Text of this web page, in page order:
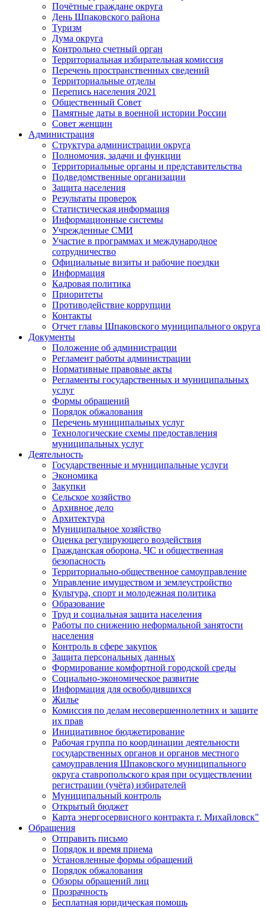
Почётные граждане округа
День Шпаковского района
Туризм
Дума округа
Контрольно счетный орган
Территориальная избирательная комиссия
Перечень пространственных сведений
Территориальные отделы
Перепись населения 2021
Общественный Совет
Памятные даты в военной истории России
Совет женщин
Администрация
Структура администрации округа
Полномочия, задачи и функции
Территориальные органы и представительства
Подведомственные организации
Защита населения
Результаты проверок
Статистическая информация
Информационные системы
Учрежденные СМИ
Участие в программах и международное
сотрудничество
Официальные визиты и рабочие поездки
Информация
Кадровая политика
Приоритеты
Противодействие коррупции
Контакты
Отчет главы Шпаковского муниципального округа
Документы
Положение об администрации
Регламент работы администрации
Нормативные правовые акты
Регламенты государственных и муниципальных
услуг
Формы обращений
Порядок обжалования
Перечень муниципальных услуг
Технологические схемы предоставления
муниципальных услуг
Деятельность
Государственные и муниципальные услуги
Экономика
Закупки
Сельское хозяйство
Архивное дело
Архитектура
Муниципальное хозяйство
Оценка регулирующего воздействия
Гражданская оборона, ЧС и общественная
безопасность
Территориально-общественное самоуправление
Управление имуществом и землеустройство
Культура, спорт и молодежная политика
Образование
Труд и социальная защита населения
Работы по снижению неформальной занятости
населения
Контроль в сфере закупок
Защита персональных данных
Формирование комфортной городской среды
Социально-экономическое развитие
Информация для освободившихся
Жилье
Комиссия по делам несовершеннолетних и защите
их прав
Инициативное бюджетирование
Рабочая группа по координации деятельности
государственных органов и органов местного
самоуправления Шпаковского муниципального
округа ставропольского края при осуществлении
регистрации (учёта) избирателей
Муниципальный контроль
Открытый бюджет
Карта энергосервисного контракта г. Михайловск"
Обращения
Отправить письмо
Порядок и время приема
Установленные формы обращений
Порядок обжалования
Обзоры обращений лиц
Прозрачность
Бесплатная юридическая помощь